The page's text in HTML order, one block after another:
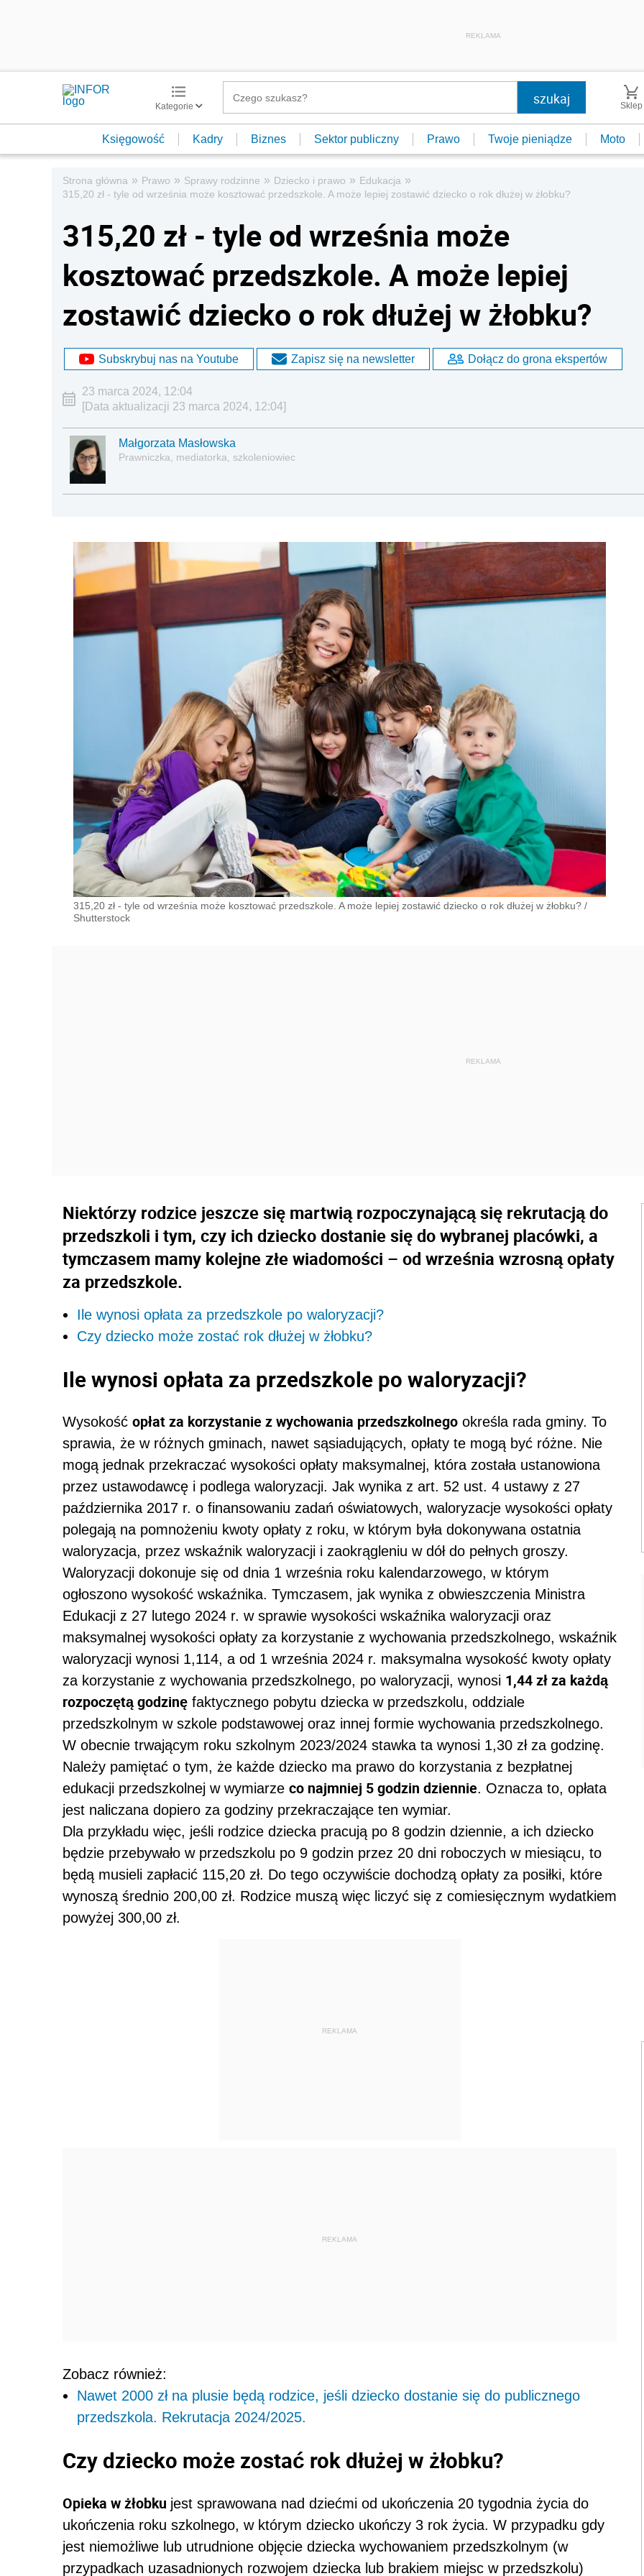
REKLAMA
Kategorie Sklep
Księgowość Kadry Biznes Sektor publiczny Prawo Twoje pieniądze Moto
Strona główna » Prawo » Sprawy rodzinne » Dziecko i prawo » Edukacja »
315,20 zł - tyle od września może kosztować przedszkole. A może lepiej zostawić dziecko o rok dłużej w żłobku?
315,20 zł - tyle od września może
kosztować przedszkole. A może lepiej
zostawić dziecko o rok dłużej w żłobku?
Subskrybuj nas na Youtube Zapisz się na newsletter Dołącz do grona ekspertów
23 marca 2024, 12:04
[Data aktualizacji 23 marca 2024, 12:04]
Małgorzata Masłowska
Prawniczka, mediatorka, szkoleniowiec
315,20 zł - tyle od września może kosztować przedszkole. A może lepiej zostawić dziecko o rok dłużej w żłobku? /
Shutterstock
Niektórzy rodzice jeszcze się martwią rozpoczynającą się rekrutacją do
przedszkoli i tym, czy ich dziecko dostanie się do wybranej placówki, a
tymczasem mamy kolejne złe wiadomości – od września wzrosną opłaty
za przedszkole.
Ile wynosi opłata za przedszkole po waloryzacji?
Czy dziecko może zostać rok dłużej w żłobku?
Ile wynosi opłata za przedszkole po waloryzacji?
Wysokość opłat za korzystanie z wychowania przedszkolnego określa rada gminy. To
sprawia, że w różnych gminach, nawet sąsiadujących, opłaty te mogą być różne. Nie
mogą jednak przekraczać wysokości opłaty maksymalnej, która została ustanowiona
przez ustawodawcę i podlega waloryzacji. Jak wynika z art. 52 ust. 4 ustawy z 27
października 2017 r. o finansowaniu zadań oświatowych, waloryzacje wysokości opłaty
polegają na pomnożeniu kwoty opłaty z roku, w którym była dokonywana ostatnia
waloryzacja, przez wskaźnik waloryzacji i zaokrągleniu w dół do pełnych groszy.
Waloryzacji dokonuje się od dnia 1 września roku kalendarzowego, w którym
ogłoszono wysokość wskaźnika. Tymczasem, jak wynika z obwieszczenia Ministra
Edukacji z 27 lutego 2024 r. w sprawie wysokości wskaźnika waloryzacji oraz
maksymalnej wysokości opłaty za korzystanie z wychowania przedszkolnego, wskaźnik
waloryzacji wynosi 1,114, a od 1 września 2024 r. maksymalna wysokość kwoty opłaty
za korzystanie z wychowania przedszkolnego, po waloryzacji, wynosi 1,44 zł za każdą
rozpoczętą godzinę faktycznego pobytu dziecka w przedszkolu, oddziale
przedszkolnym w szkole podstawowej oraz innej formie wychowania przedszkolnego.
W obecnie trwającym roku szkolnym 2023/2024 stawka ta wynosi 1,30 zł za godzinę.
Należy pamiętać o tym, że każde dziecko ma prawo do korzystania z bezpłatnej
edukacji przedszkolnej w wymiarze co najmniej 5 godzin dziennie. Oznacza to, opłata
jest naliczana dopiero za godziny przekraczające ten wymiar.
Dla przykładu więc, jeśli rodzice dziecka pracują po 8 godzin dziennie, a ich dziecko
będzie przebywało w przedszkolu po 9 godzin przez 20 dni roboczych w miesiącu, to
będą musieli zapłacić 115,20 zł. Do tego oczywiście dochodzą opłaty za posiłki, które
wynoszą średnio 200,00 zł. Rodzice muszą więc liczyć się z comiesięcznym wydatkiem
powyżej 300,00 zł.
REKLAMA
REKLAMA
Zobacz również:
Nawet 2000 zł na plusie będą rodzice, jeśli dziecko dostanie się do publicznego
przedszkola. Rekrutacja 2024/2025.
Czy dziecko może zostać rok dłużej w żłobku?
Opieka w żłobku jest sprawowana nad dziećmi od ukończenia 20 tygodnia życia do
ukończenia roku szkolnego, w którym dziecko ukończy 3 rok życia. W przypadku gdy
jest niemożliwe lub utrudnione objęcie dziecka wychowaniem przedszkolnym (w
przypadkach uzasadnionych rozwojem dziecka lub brakiem miejsc w przedszkolu)